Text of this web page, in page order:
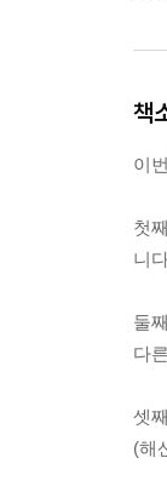
책
이
첫
니
둘
다
셋
(해